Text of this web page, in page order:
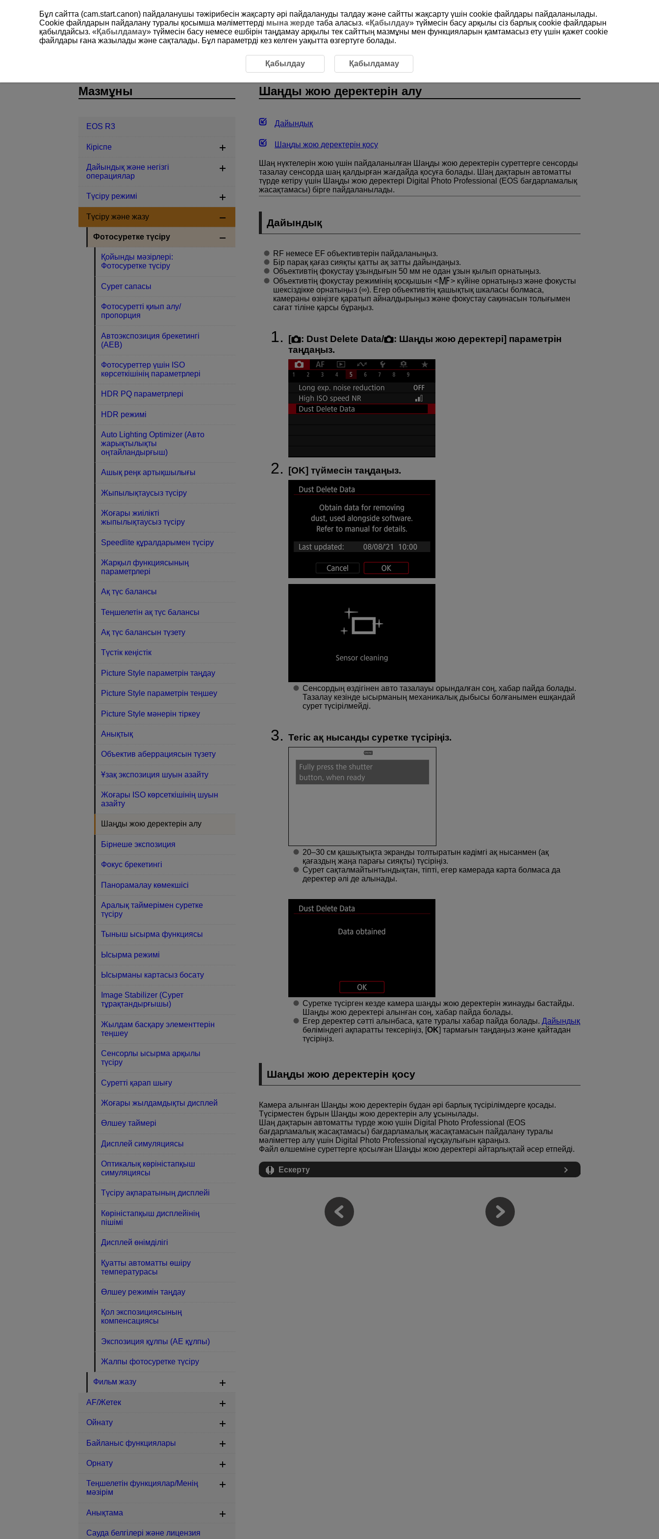
Түсіру және жазу Фотосуретке түсіру Шаңды жою деректерін алу
Шаңды жою деректерін алу
Дайындық
Шаңды жою деректерін қосу
Шаң нүктелерін жою үшін пайдаланылған Шаңды жою деректерін суреттерге сенсорды
тазалау сенсорда шаң қалдырған жағдайда қосуға болады. Шаң дақтарын автоматты
түрде кетіру үшін Шаңды жою деректері Digital Photo Professional (EOS бағдарламалық
жасақтамасы) бірге пайдаланылады.
Дайындық
RF немесе EF объективтерін пайдаланыңыз.
Бір парақ қағаз сияқты қатты ақ затты дайындаңыз.
Объективтің фокустау ұзындығын 50 мм не одан ұзын қылып орнатыңыз.
Объективтің фокустау режимінің қосқышын
күйіне орнатыңыз және фокусты
шексіздікке орнатыңыз (∞). Егер объективтің қашықтық шкаласы болмаса,
камераны өзіңізге қаратып айналдырыңыз және фокустау сақинасын толығымен
сағат тіліне қарсы бұраңыз.
[ : Dust Delete Data/ : Шаңды жою деректері] параметрін
таңдаңыз.
[OK] түймесін таңдаңыз.
Сенсордың өздігінен авто тазалауы орындалған соң, хабар пайда болады.
Тазалау кезінде ысырманың механикалық дыбысы болғанымен ешқандай
сурет түсірілмейді.
Тегіс ақ нысанды суретке түсіріңіз.
20–30 см қашықтықта экранды толтыратын кəдімгі ақ нысанмен (ақ
қағаздың жаңа парағы сияқты) түсіріңіз.
Сурет сақталмайтынтындықтан, тіпті, егер камерада карта болмаса да
деректер әлі де алынады.
Суретке түсірген кезде камера шаңды жою деректерін жинауды бастайды.
Шаңды жою деректері алынған соң, хабар пайда болады.
Егер деректер сәтті алынбаса, қате туралы хабар пайда болады. Дайындық
бөліміндегі ақпаратты тексеріңіз, [OK] тармағын таңдаңыз және қайтадан
түсіріңіз.
Шаңды жою деректерін қосу
Камера алынған Шаңды жою деректерін бұдан әрі барлық түсірілімдерге қосады.
Түсірместен бұрын Шаңды жою деректерін алу ұсынылады.
Шаң дақтарын автоматты түрде жою үшін Digital Photo Professional (EOS
бағдарламалық жасақтамасы) бағдарламалық жасақтамасын пайдалану туралы
мәліметтер алу үшін Digital Photo Professional нұсқаулығын қараңыз.
Файл өлшеміне суреттерге қосылған Шаңды жою деректері айтарлықтай әсер етпейді.
Ескерту
Мазмұны
EOS R3
Кіріспе
Дайындық және негізгі
операциялар
Түсіру режимі
Түсіру және жазу
Фотосуретке түсіру
Қойынды мәзірлері:
Фотосуретке түсіру
Сурет сапасы
Фотосуретті қиып алу/
пропорция
Автоэкспозиция брекетингі
(AEB)
Фотосуреттер үшін ISO
көрсеткішінің параметрлері
HDR PQ параметрлері
HDR режимі
Auto Lighting Optimizer (Авто
жарықтылықты
оңтайландырғыш)
Ашық реңк артықшылығы
Жыпылықтаусыз түсіру
Жоғары жиілікті
жыпылықтаусыз түсіру
Speedlite құралдарымен түсіру
Жарқыл функциясының
параметрлері
Ақ түс балансы
Теңшелетін ақ түс балансы
Ақ түс балансын түзету
Түстік кеңістік
Picture Style параметрін таңдау
Picture Style параметрін теңшеу
Picture Style мәнерін тіркеу
Анықтық
Объектив аберрациясын түзету
Ұзақ экспозиция шуын азайту
Жоғары ISO көрсеткiшiнiң шуын
азайту
Шаңды жою деректерін алу
Бірнеше экспозиция
Фокус брекетингі
Панорамалау көмекшісі
Аралық таймерімен суретке
түсіру
Тыныш ысырма функциясы
Ысырма режимі
Ысырманы картасыз босату
Image Stabilizer (Сурет
тұрақтандырғышы)
Жылдам басқару элементтерін
теңшеу
Сенсорлы ысырма арқылы
түсіру
Суретті қарап шығу
Жоғары жылдамдықты дисплей
Өлшеу таймері
Дисплей симуляциясы
Оптикалық көріністапқыш
симуляциясы
Түсіру ақпаратының дисплейі
Көріністапқыш дисплейінің
пішімі
Дисплей өнімділігі
Қуатты автоматты өшіру
температурасы
Өлшеу режимін таңдау
Қол экспозициясының
компенсациясы
Экспозиция құлпы (AE құлпы)
Жалпы фотосуретке түсіру
Фильм жазу
AF/Жетек
Ойнату
Байланыс функциялары
Орнату
Теңшелетін функциялар/Менің
мәзірім
Анықтама
Сауда белгілері және лицензия
Бұл сайтта (cam.start.canon) пайдаланушы тәжірибесін жақсарту әрі пайдалануды талдау және сайтты жақсарту үшін сookie файлдары пайдаланылады.
Cookie файлдарын пайдалану туралы қосымша мәліметтерді мына жерде таба аласыз. «Қабылдау» түймесін басу арқылы сіз барлық cookie файлдарын
қабылдайсыз. «Қабылдамау» түймесін басу немесе ешбірін таңдамау арқылы тек сайттың мазмұны мен функцияларын қамтамасыз ету үшін қажет cookie
файлдары ғана жазылады және сақталады. Бұл параметрді кез келген уақытта өзгертуге болады.
Қабылдау Қабылдамау